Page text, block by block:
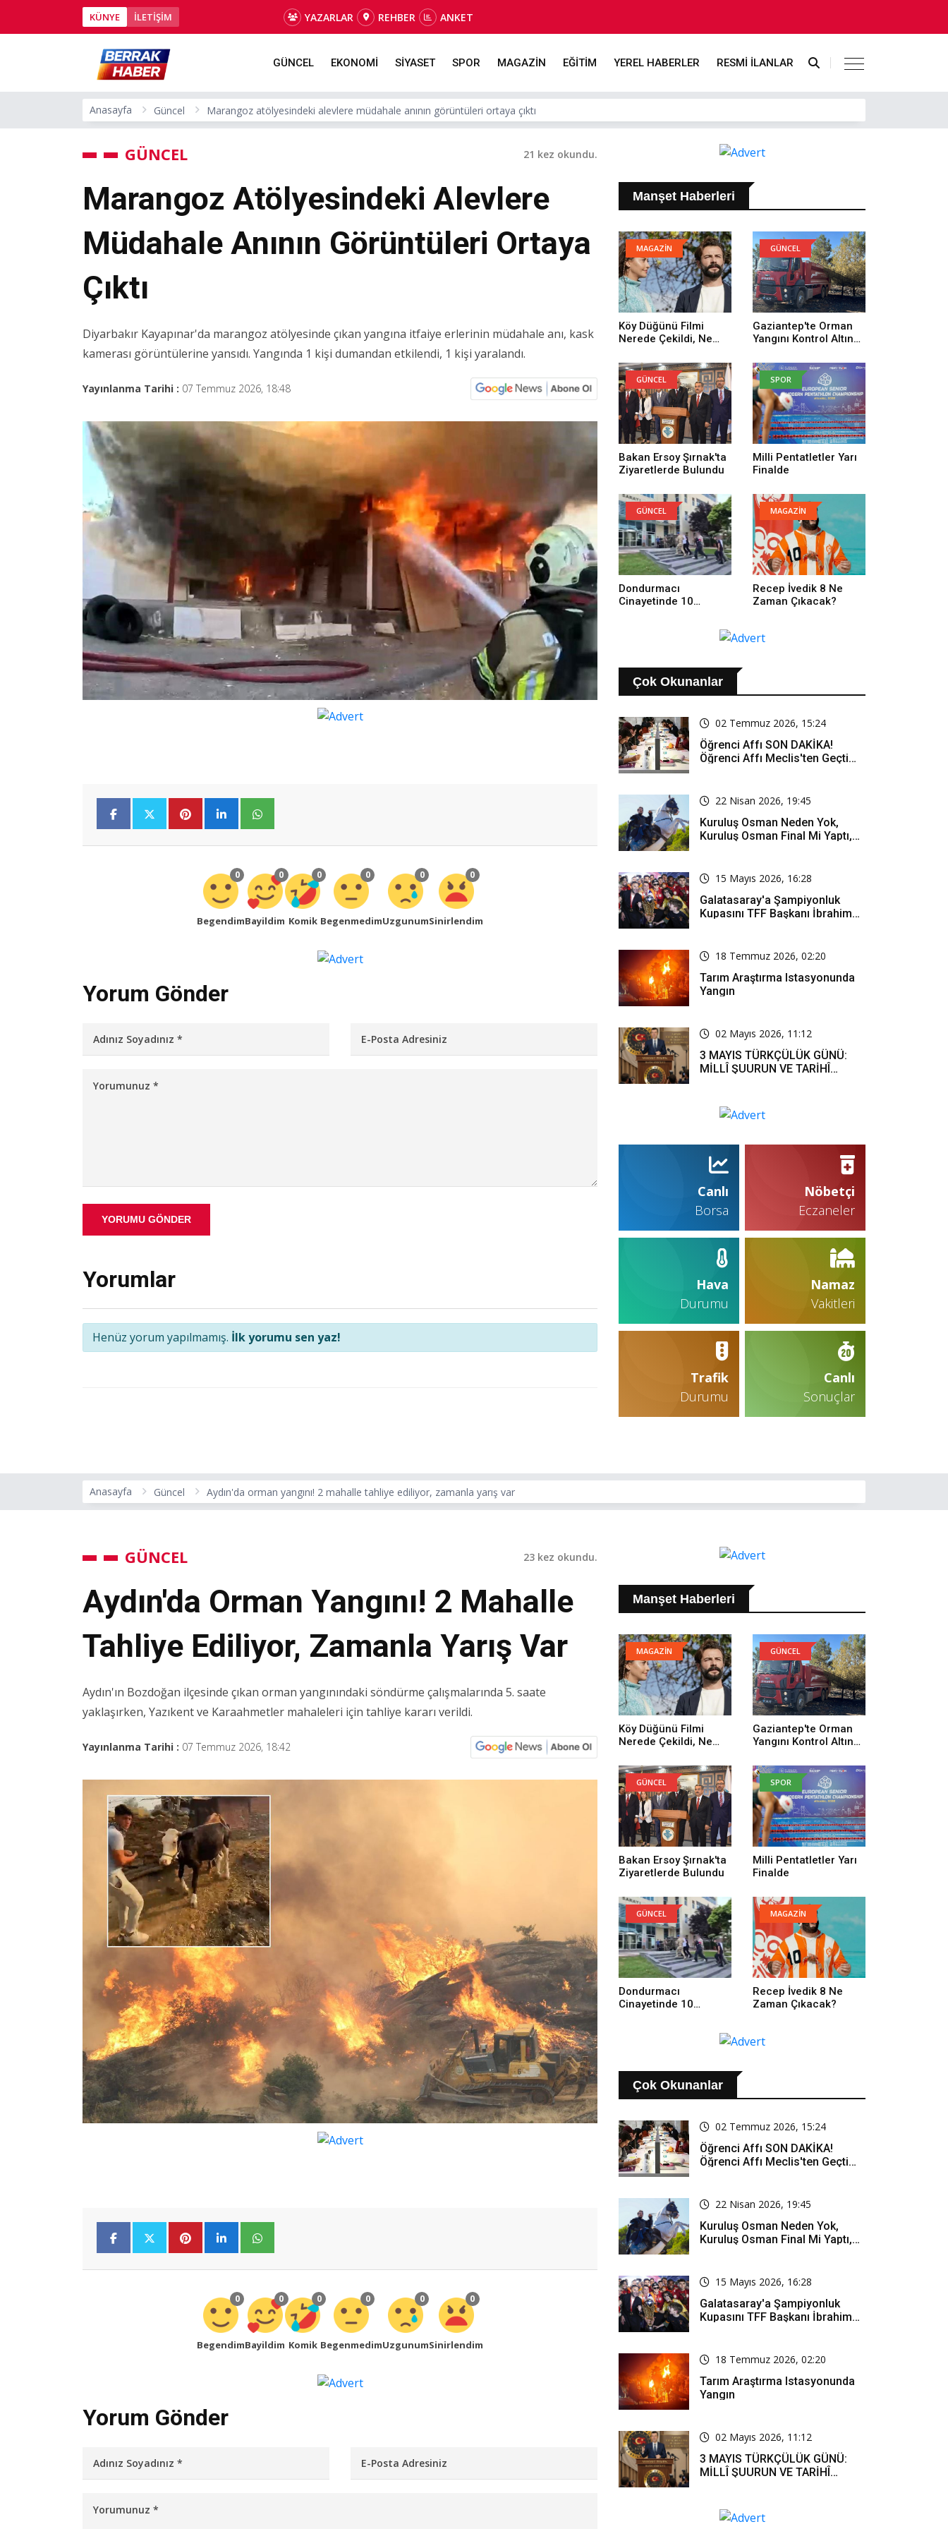
KÜNYE İLETİŞİM YAZARLAR REHBER ANKET
GÜNCEL EKONOMİ SİYASET SPOR MAGAZİN EĞİTİM YEREL HABERLER RESMİ İLANLAR
Anasayfa Güncel Marangoz atölyesindeki alevlere müdahale anının görüntüleri ortaya çıktı
GÜNCEL 21 kez okundu.
Marangoz Atölyesindeki Alevlere
Müdahale Anının Görüntüleri Ortaya
Çıktı
Diyarbakır Kayapınar'da marangoz atölyesinde çıkan yangına itfaiye erlerinin müdahale anı, kask
kamerası görüntülerine yansıdı. Yangında 1 kişi dumandan etkilendi, 1 kişi yaralandı.
Yayınlanma Tarihi : 07 Temmuz 2026, 18:48
0
Begendim
0
Bayildim
0
Komik
0
Begenmedim
0
Uzgunum
0
Sinirlendim
Yorum Gönder
YORUMU GÖNDER
Yorumlar
Henüz yorum yapılmamış. İlk yorumu sen yaz!
Manşet Haberleri
MAGAZİN
Köy Düğünü Filmi
Nerede Çekildi, Ne
Düğünü Filmi
Oyuncuları Kim,
Konusu Ne?
GÜNCEL
Gaziantep'te Orman
Yangını Kontrol Altına
GÜNCEL
Bakan Ersoy Şırnak'ta
Ziyaretlerde Bulundu
SPOR
Milli Pentatletler Yarı
Finalde
GÜNCEL
Dondurmacı
Cinayetinde 10
MAGAZİN
Recep İvedik 8 Ne
Zaman Çıkacak?
Çok Okunanlar
02 Temmuz 2026, 15:24
Öğrenci Affı SON DAKİKA!
Öğrenci Affı Meclis'ten Geçti
22 Nisan 2026, 19:45
Kuruluş Osman Neden Yok,
Kuruluş Osman Final Mi Yaptı,
Zaman Yayınlanacak?
15 Mayıs 2026, 16:28
Galatasaray'a Şampiyonluk
Kupasını TFF Başkanı İbrahim
18 Temmuz 2026, 02:20
Tarım Araştırma Istasyonunda
Yangın
02 Mayıs 2026, 11:12
3 MAYIS TÜRKÇÜLÜK GÜNÜ:
MİLLÎ ŞUURUN VE TARİHÎ
Canlı
Borsa
Nöbetçi
Eczaneler
Hava
Durumu
Namaz
Vakitleri
Trafik
Durumu
Canlı
Sonuçlar
Anasayfa Güncel Aydın'da orman yangını! 2 mahalle tahliye ediliyor, zamanla yarış var
GÜNCEL 23 kez okundu.
Aydın'da Orman Yangını! 2 Mahalle
Tahliye Ediliyor, Zamanla Yarış Var
Aydın'ın Bozdoğan ilçesinde çıkan orman yangınındaki söndürme çalışmalarında 5. saate
yaklaşırken, Yazıkent ve Karaahmetler mahaleleri için tahliye kararı verildi.
Yayınlanma Tarihi : 07 Temmuz 2026, 18:42
0
Begendim
0
Bayildim
0
Komik
0
Begenmedim
0
Uzgunum
0
Sinirlendim
Yorum Gönder
Manşet Haberleri
MAGAZİN
Köy Düğünü Filmi
Nerede Çekildi, Ne
Düğünü Filmi
Oyuncuları Kim,
Konusu Ne?
GÜNCEL
Gaziantep'te Orman
Yangını Kontrol Altına
GÜNCEL
Bakan Ersoy Şırnak'ta
Ziyaretlerde Bulundu
SPOR
Milli Pentatletler Yarı
Finalde
GÜNCEL
Dondurmacı
Cinayetinde 10
MAGAZİN
Recep İvedik 8 Ne
Zaman Çıkacak?
Çok Okunanlar
02 Temmuz 2026, 15:24
Öğrenci Affı SON DAKİKA!
Öğrenci Affı Meclis'ten Geçti
22 Nisan 2026, 19:45
Kuruluş Osman Neden Yok,
Kuruluş Osman Final Mi Yaptı,
Zaman Yayınlanacak?
15 Mayıs 2026, 16:28
Galatasaray'a Şampiyonluk
Kupasını TFF Başkanı İbrahim
18 Temmuz 2026, 02:20
Tarım Araştırma Istasyonunda
Yangın
02 Mayıs 2026, 11:12
3 MAYIS TÜRKÇÜLÜK GÜNÜ:
MİLLÎ ŞUURUN VE TARİHÎ